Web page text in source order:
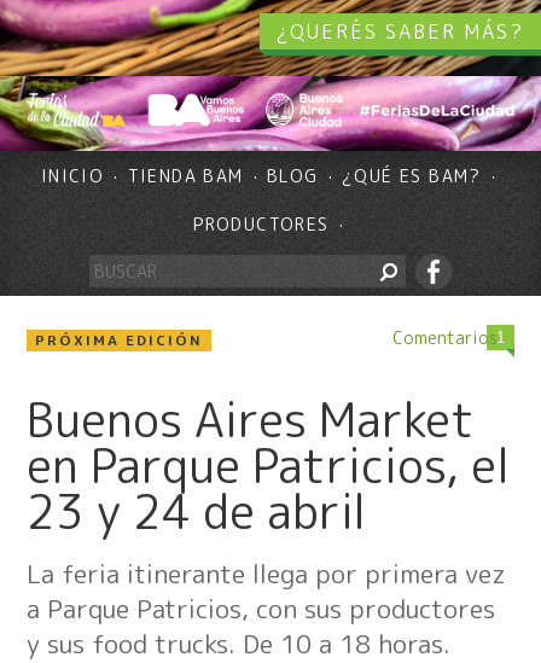
¿QUERÉS SABER MÁS?
INICIO TIENDA BAM BLOG ¿QUÉ ES BAM?
PRODUCTORES
Comentarios1
PRÓXIMA EDICIÓN
Buenos Aires Market
en Parque Patricios, el
23 y 24 de abril
La feria itinerante llega por primera vez
a Parque Patricios, con sus productores
y sus food trucks. De 10 a 18 horas.